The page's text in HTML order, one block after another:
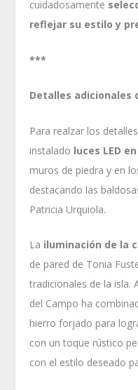
cuidadosamente
reflejar su estilo y
***
Detalles adicionales
Para realzar los
instalado luces LED
muros de piedra y en
destacando las
Patricia Urquiola.
La iluminación de la
de pared de Tonia
tradicionales de la isla.
del Campo ha
hierro forjado para
con un toque rústico
con el estilo deseado